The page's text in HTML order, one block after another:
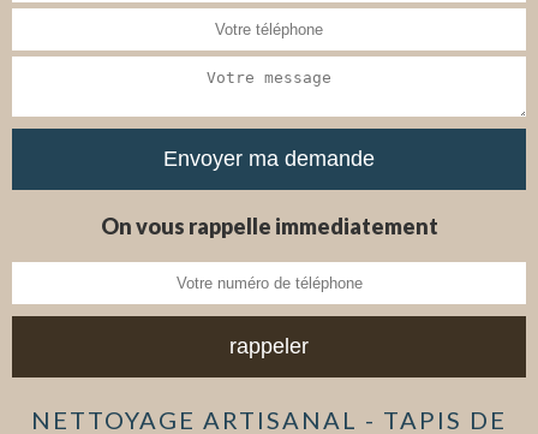
On vous rappelle immediatement
NETTOYAGE ARTISANAL - TAPIS DE